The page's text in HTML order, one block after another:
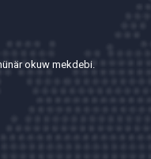
okuw mekdebi.